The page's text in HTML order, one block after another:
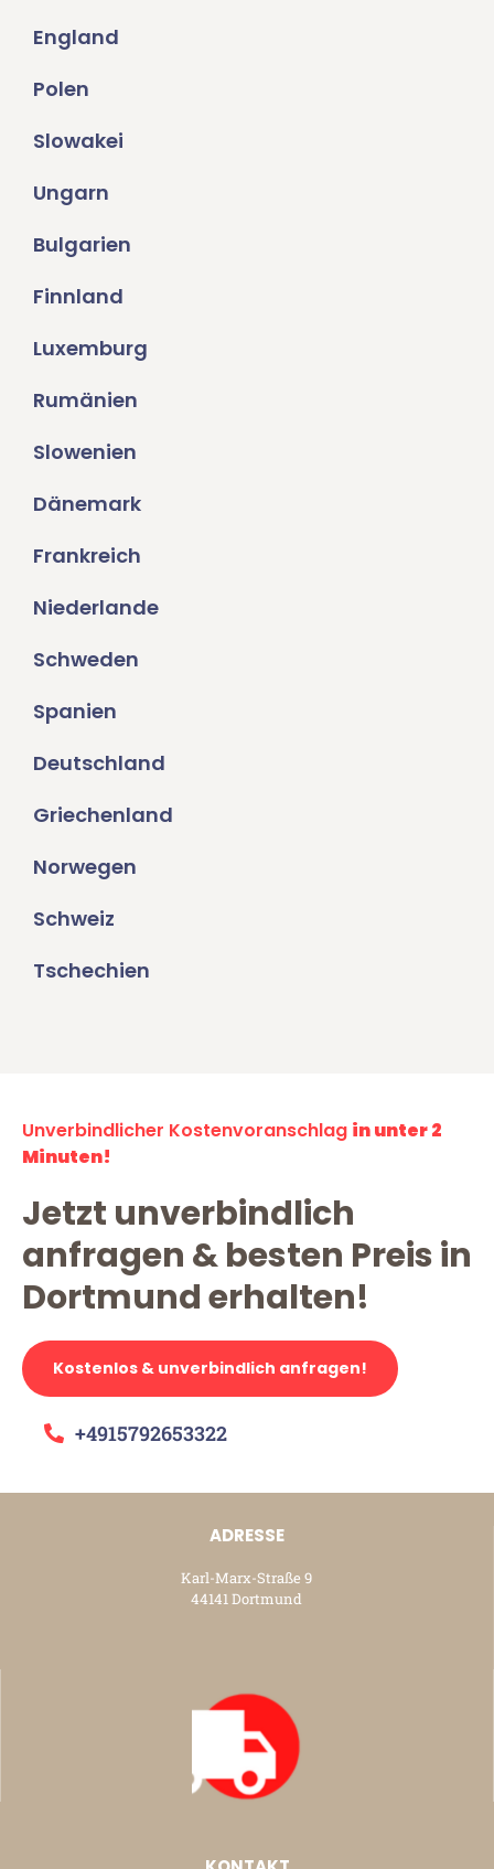
England
Polen
Slowakei
Ungarn
Bulgarien
Finnland
Luxemburg
Rumänien
Slowenien
Dänemark
Frankreich
Niederlande
Schweden
Spanien
Deutschland
Griechenland
Norwegen
Schweiz
Tschechien
Unverbindlicher Kostenvoranschlag in unter 2
Minuten!
Jetzt unverbindlich
anfragen & besten Preis in
Dortmund erhalten!
Kostenlos & unverbindlich anfragen!
+4915792653322
ADRESSE
Karl-Marx-Straße 9
44141 Dortmund